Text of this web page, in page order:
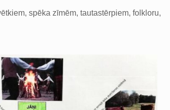
spēka zīmēm, tautastērpiem, folkloru,